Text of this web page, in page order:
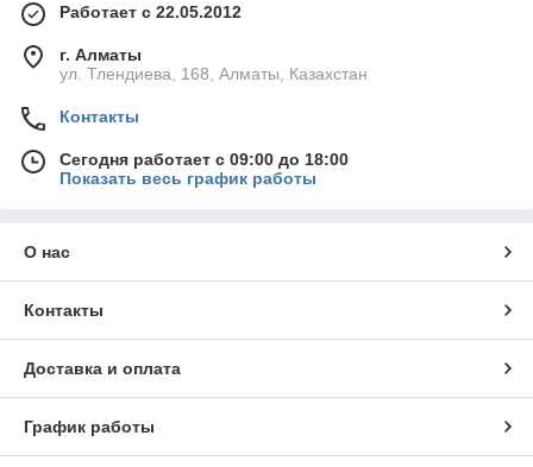
Работает с 22.05.2012
г. Алматы
ул. Тлендиева, 168, Алматы, Казахстан
Контакты
Сегодня работает с 09:00 до 18:00
Показать весь график работы
О нас
Контакты
Доставка и оплата
График работы